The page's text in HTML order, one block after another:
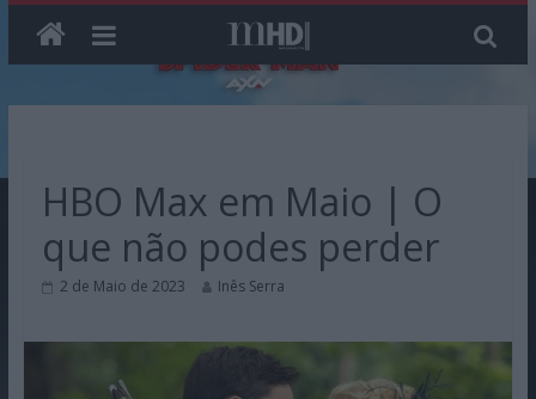
contentHBO Max em Maio | O
que não podes perder
2 de Maio de 2023 Inês Serra